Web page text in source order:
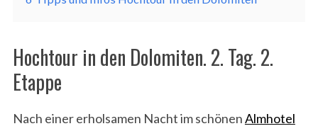
Hochtour in den Dolomiten. 2. Tag. 2.
Etappe
Nach einer erholsamen Nacht im schönenAlmhotel